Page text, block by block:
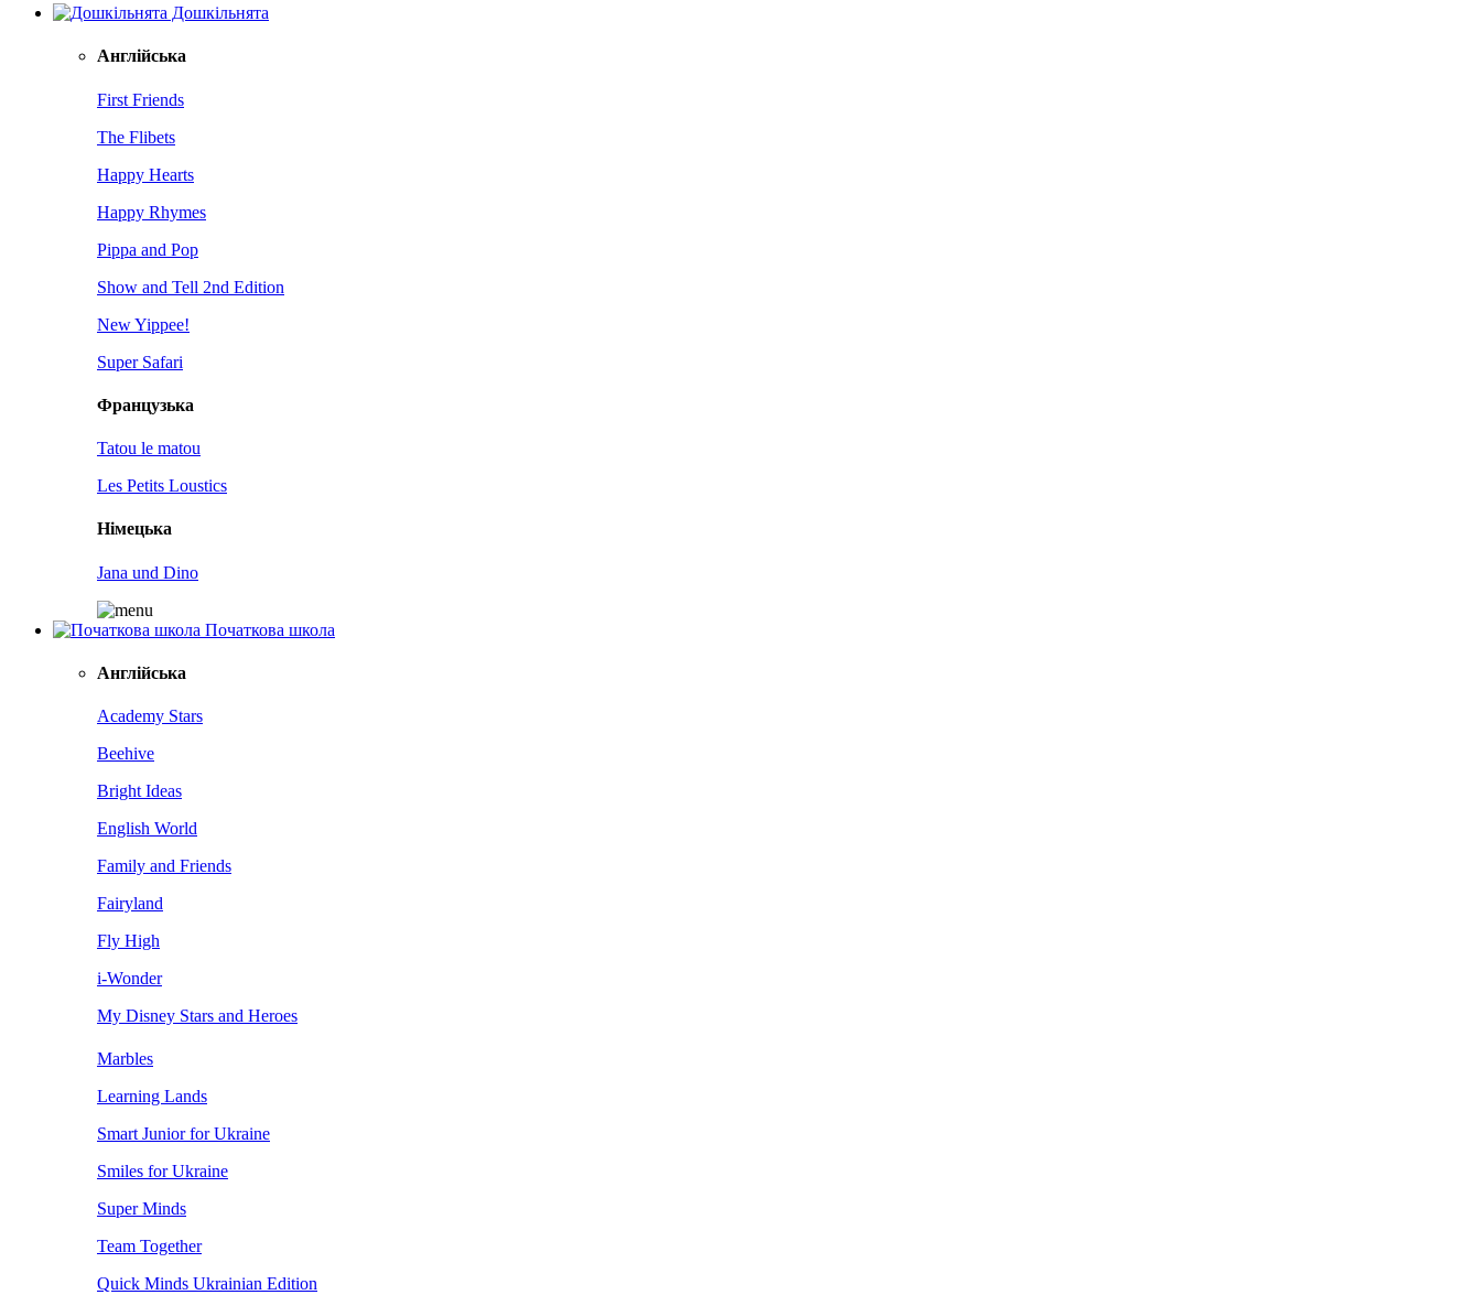
Дошкільнята
Англійська
First Friends
The Flibets
Happy Hearts
Happy Rhymes
Pippa and Pop
Show and Tell 2nd Edition
New Yippee!
Super Safari
Французька
Tatou le matou
Les Petits Loustics
Німецька
Jana und Dino
Початкова школа
Англійська
Academy Stars
Beehive
Bright Ideas
English World
Family and Friends
Fairyland
Fly High
i-Wonder
My Disney Stars and Heroes
Marbles
Learning Lands
Smart Junior for Ukraine
Smiles for Ukraine
Super Minds
Team Together
Quick Minds Ukrainian Edition